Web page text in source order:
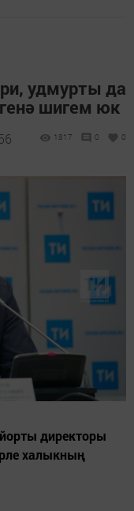
удмурты да
шигем юк
1817 0 0
директоры
халыкның